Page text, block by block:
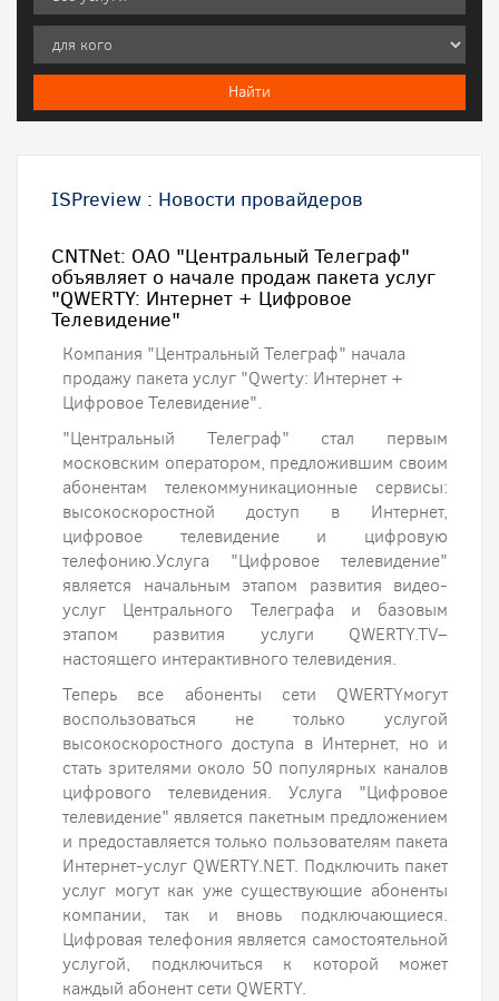
ISPreview : Новости провайдеров
CNTNet: ОАО "Центральный Телеграф"
объявляет о начале продаж пакета услуг
"QWERTY: Интернет + Цифровое
Телевидение"
Компания "Центральный Телеграф" начала
продажу пакета услуг "Qwerty: Интернет +
Цифровое Телевидение".
"Центральный Телеграф" стал первым
московским оператором, предложившим своим
абонентам телекоммуникационные сервисы:
высокоскоростной доступ в Интернет,
цифровое телевидение и цифровую
телефонию.Услуга "Цифровое телевидение"
является начальным этапом развития видео-
услуг Центрального Телеграфа и базовым
этапом развития услуги QWERTY.TV–
настоящего интерактивного телевидения.
Теперь все абоненты сети QWERTYмогут
воспользоваться не только услугой
высокоскоростного доступа в Интернет, но и
стать зрителями около 50 популярных каналов
цифрового телевидения. Услуга "Цифровое
телевидение" является пакетным предложением
и предоставляется только пользователям пакета
Интернет-услуг QWERTY.NET. Подключить пакет
услуг могут как уже существующие абоненты
компании, так и вновь подключающиеся.
Цифровая телефония является самостоятельной
услугой, подключиться к которой может
каждый абонент сети QWERTY.